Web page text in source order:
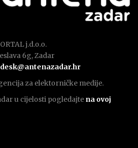
j.d.o.o.
6g, Zadar
desk@antenazadar.hr
za elektorničke medije.
u cijelosti pogledajte na ovoj